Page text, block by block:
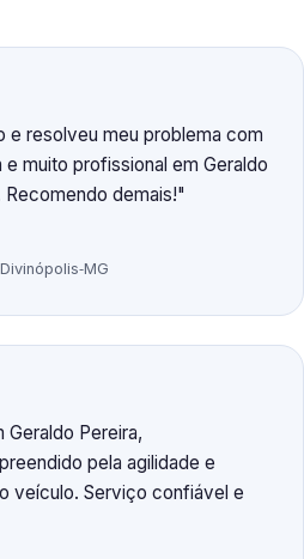
e resolveu meu problema com
muito profissional em Geraldo
Recomendo demais!
Geraldo Pereira,
pela agilidade e
veículo. Serviço confiável e